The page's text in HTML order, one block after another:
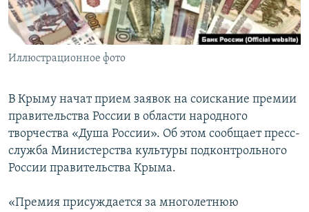
ПОБЕДИТЕЛЕЙ НЕ СУДЯТ?
КРЫМ.НЕПОКОРЕННЫЙ
ELIFBE
ПРИСОЕДИНЯЙТЕСЬ!
Все сайты RFE/RL
Иллюстрационное фото
В Крыму начат прием заявок на соискание премии
правительства России в области народного
творчества «Душа России». Об этом сообщает пресс-
служба Министерства культуры подконтрольного
России правительства Крыма.
«Премия присуждается за многолетнюю